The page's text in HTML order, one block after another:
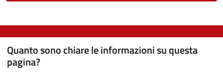
Quanto sono chiare le informazioni su questa
pagina?